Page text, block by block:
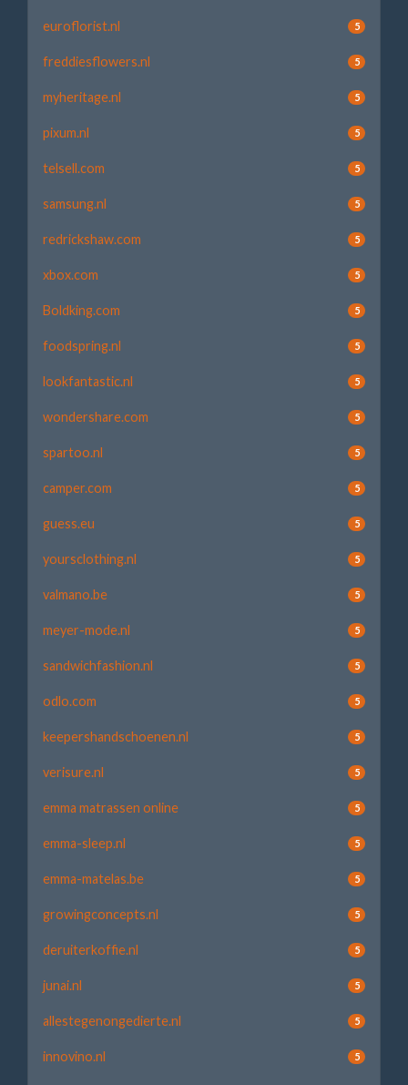
euroflorist.nl 5
freddiesflowers.nl 5
myheritage.nl 5
pixum.nl 5
telsell.com 5
samsung.nl 5
redrickshaw.com 5
xbox.com 5
Boldking.com 5
foodspring.nl 5
lookfantastic.nl 5
wondershare.com 5
spartoo.nl 5
camper.com 5
guess.eu 5
yoursclothing.nl 5
valmano.be 5
meyer-mode.nl 5
sandwichfashion.nl 5
odlo.com 5
keepershandschoenen.nl 5
verisure.nl 5
emma matrassen online 5
emma-sleep.nl 5
emma-matelas.be 5
growingconcepts.nl 5
deruiterkoffie.nl 5
junai.nl 5
allestegenongedierte.nl 5
innovino.nl 5